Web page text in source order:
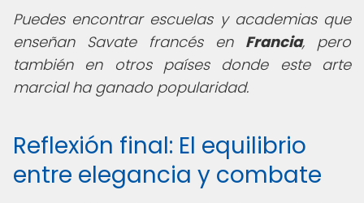
Puedes encontrar escuelas y academias que
enseñan Savate francés en Francia, pero
también en otros países donde este arte
marcial ha ganado popularidad.
Reflexión final: El equilibrio
entre elegancia y combate